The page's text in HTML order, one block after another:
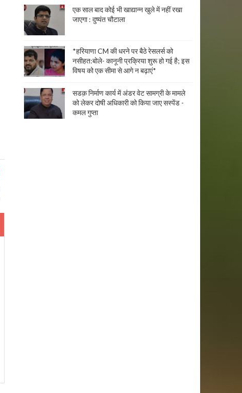
एक साल बाद कोई भी खाद्यान्न खुले में नहीं रखा
जाएगा : दुष्यंत चौटाला
*हरियाणा CM की धरने पर बैठे रेसलर्स को
नसीहत:बोले- कानूनी प्रक्रिया शुरू हो गई है; इस
विषय को एक सीमा से आगे न बढ़ाएं*
सडक़ निर्माण कार्य में अंडर वेट सामग्री के मामले
को लेकर दोषी अधिकारी को किया जाए सस्पेंड -
कमल गुप्ता